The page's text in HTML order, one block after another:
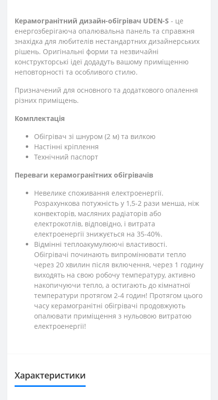
Керамогранітний дизайн-обігрівач UDEN-S - це
енергозберігаюча опалювальна панель та справжня
знахідка для любителів нестандартних дизайнерських
рішень. Оригінальні форми та незвичайні
конструкторські ідеї додадуть вашому приміщенню
неповторності та особливого стилю.
Призначений для основного та додаткового опалення
різних приміщень.
Комплектація
Обігрівач зі шнуром (2 м) та вилкою
Настінні кріплення
Технічний паспорт
Переваги керамогранітних обігрівачів
Невелике споживання електроенергії.
Розрахункова потужність у 1,5-2 рази менша, ніж
конвекторів, масляних радіаторів або
електрокотлів, відповідно, і витрата
електроенергії знижується на 35-40%.
Відмінні теплоакумулюючі властивості.
Обігрівачі починають випромінювати тепло
через 20 хвилин після включення, через 1 годину
виходять на свою робочу температуру, активно
накопичуючи тепло, а остигають до кімнатної
температури протягом 2-4 годин! Протягом цього
часу керамогранітні обігрівачі продовжують
опалювати приміщення з нульовою витратою
електроенергії!
Характеристики